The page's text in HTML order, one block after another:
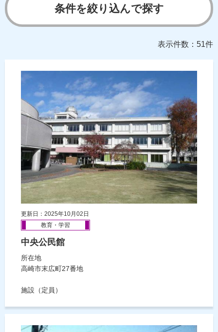
条件を絞り込んで探す
表示件数：51件
更新日：2025年10月02日
教育・学習
中央公民館
所在地
高崎市末広町27番地
施設（定員）